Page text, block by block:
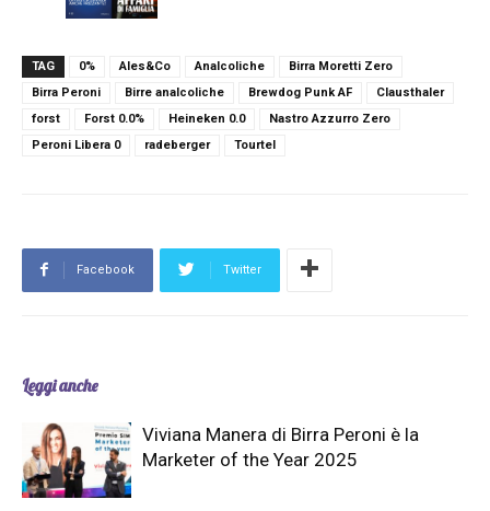
TAG 0% Ales&Co Analcoliche
Birra Moretti Zero
Birra Peroni
Birre analcoliche Brewdog Punk AF
Clausthaler
forst
Forst 0.0% Heineken 0.0
Nastro Azzurro Zero
Peroni Libera 0
radeberger Tourtel
Facebook Twitter
Leggi anche
Viviana Manera di Birra Peroni è la
Marketer of the Year 2025